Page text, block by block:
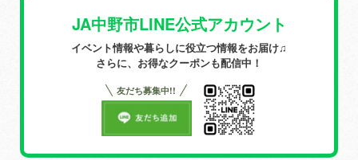
JA中野市LINE公式アカウント
イベント情報や暮らしに役立つ情報をお届け♫
さらに、お得なクーポンも配信中！
友だち募集中!!